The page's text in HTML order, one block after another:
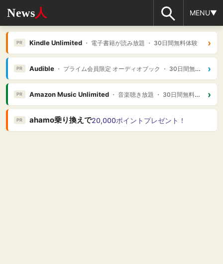
News人 MENU▼
PR Kindle Unlimited・ 電子書籍が読み放題 ・ 30日間無料体験 ›
PR Audible・ プライム会員限定 オーディオブック ・ 30日間無料体験 ›
PR Amazon Music Unlimited・ 音楽聴き放題 ・ 30日間無料体験 ›
PR ahamo乗り換えで20,000ポイントプレゼント！